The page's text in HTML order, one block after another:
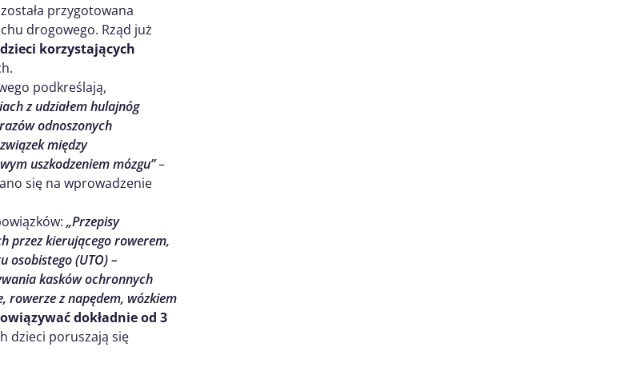
przygotowana
drogowego. Rząd już
korzystających
podkreślają,
z udziałem hulajnóg
odnoszonych
między
uszkodzeniem mózgu”–
się na wprowadzenie
„Przepisy
przez kierującego rowerem,
osobistego (UTO) –
kasków ochronnych
rowerze z napędem, wózkiem
dokładnie od 3
dzieci poruszają się